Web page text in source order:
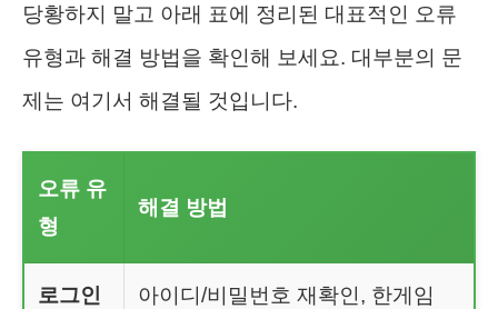
당황하지 말고 아래 표에 정리된 대표적인 오류
유형과 해결 방법을 확인해 보세요. 대부분의 문
제는 여기서 해결될 것입니다.
오류 유
형
해결 방법
로그인
아이디/비밀번호 재확인, 한게임